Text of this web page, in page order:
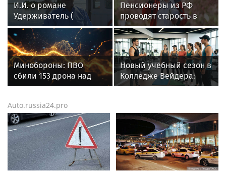
И.И. о романе
Удерживатель (
Удерживающий сейчас
) русского вологодского
писателя и поэта
Андрея Малышева (
роман опубликован в
2016 г. )
Пенсионеры из РФ
проводят старость в
Азии: как такие поездки
влияют на здоровье
Минобороны: ПВО
сбили 153 дрона над
Россией за ночь 9
Новый учебный сезон в
Колледже Вейдера:
стартовали очные
специалистов
индустрии здоровья
Auto.russia24.pro